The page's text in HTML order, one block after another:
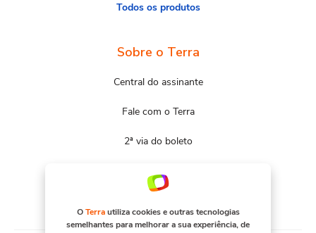
Todos os produtos
Sobre o Terra
Central do assinante
Fale com o Terra
2ª via do boleto
OTerrautiliza cookies e outras tecnologias
semelhantes para melhorar a sua experiência, de